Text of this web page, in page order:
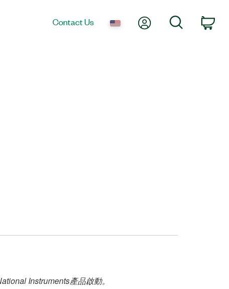
Contact Us My AccountSearch
Instruments產品啟動。